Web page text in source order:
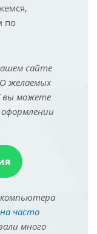
по
сайте
желаемых
вы можете
часто
много